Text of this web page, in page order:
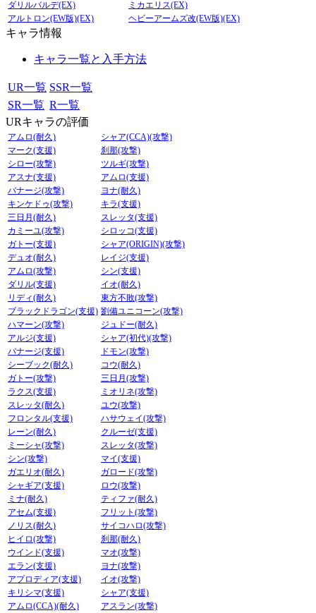
ダリルバルデ(EX)
ミカエリス(EX)
アルトロン(EW版)(EX)
ヘビーアームズ改(EW版)(EX)
キャラ情報
キャラ一覧と入手方法
UR一覧 SSR一覧
SR一覧 R一覧
URキャラの評価
アムロ(耐久)
シャア(CCA)(攻撃)
マーク(支援)
刹那(攻撃)
シロー(攻撃)
ツルギ(攻撃)
アスナ(支援)
アムロ(支援)
バナージ(攻撃)
ヨナ(耐久)
キンケドゥ(攻撃)
キラ(支援)
三日月(耐久)
スレッタ(支援)
カミーユ(攻撃)
シロッコ(支援)
ガトー(支援)
シャア(ORIGIN)(攻撃)
デュオ(耐久)
レイジ(支援)
アムロ(攻撃)
シン(支援)
ダリル(支援)
イオ(耐久)
リディ(耐久)
東方不敗(攻撃)
ブラックドラゴン(支援) 劉備ユニコーン(攻撃)
ハマーン(攻撃)
ジュドー(耐久)
アルジ(支援)
シャア(初代)(攻撃)
バナージ(支援)
ドモン(攻撃)
シーブック(耐久)
コウ(耐久)
ガトー(攻撃)
三日月(攻撃)
ラクス(支援)
ミオリネ(攻撃)
スレッタ(耐久)
ユウ(攻撃)
フロンタル(支援)
ハサウェイ(攻撃)
レーン(耐久)
クルーゼ(支援)
ミーシャ(攻撃)
スレッタ(攻撃)
シン(攻撃)
マイ(支援)
ガエリオ(耐久)
ガロード(攻撃)
シャギア(支援)
ロウ(攻撃)
ミナ(耐久)
ティファ(耐久)
アセム(支援)
フリット(攻撃)
ノリス(耐久)
サイコハロ(攻撃)
ヒイロ(攻撃)
刹那(耐久)
ウインド(支援)
マオ(攻撃)
エラン(支援)
ヨナ(攻撃)
アプロディア(支援)
イオ(攻撃)
キリシマ(支援)
シャア(支援)
アムロ(CCA)(耐久)
アスラン(攻撃)